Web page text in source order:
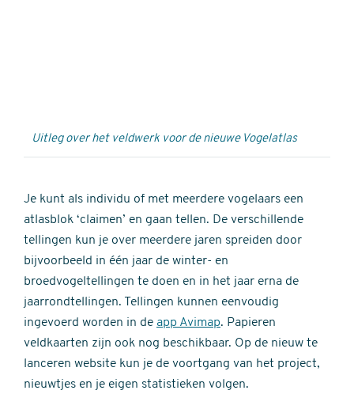
Uitleg over het veldwerk voor de nieuwe Vogelatlas
Je kunt als individu of met meerdere vogelaars een
atlasblok ‘claimen’ en gaan tellen. De verschillende
tellingen kun je over meerdere jaren spreiden door
bijvoorbeeld in één jaar de winter- en
broedvogeltellingen te doen en in het jaar erna de
jaarrondtellingen. Tellingen kunnen eenvoudig
ingevoerd worden in de app Avimap. Papieren
veldkaarten zijn ook nog beschikbaar. Op de nieuw te
lanceren website kun je de voortgang van het project,
nieuwtjes en je eigen statistieken volgen.